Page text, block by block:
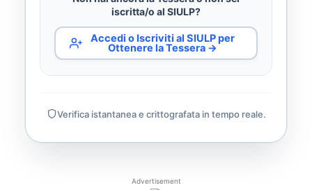
iscritta/o al SIULP?
Accedi o Iscriviti al SIULP per
Ottenere la Tessera →
Verifica istantanea e crittografata in tempo reale.
Advertisement